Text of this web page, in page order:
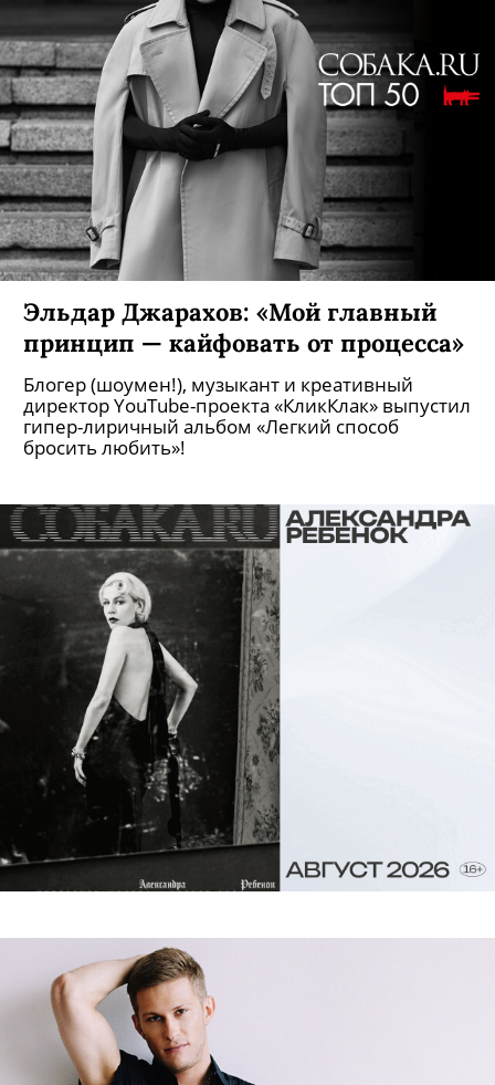
Эльдар Джарахов: «Мой главный
принцип — кайфовать от процесса»
Блогер (шоумен!), музыкант и креативный
директор YouTube-проекта «КликКлак» выпустил
гипер-лиричный альбом «Легкий способ
бросить любить»!